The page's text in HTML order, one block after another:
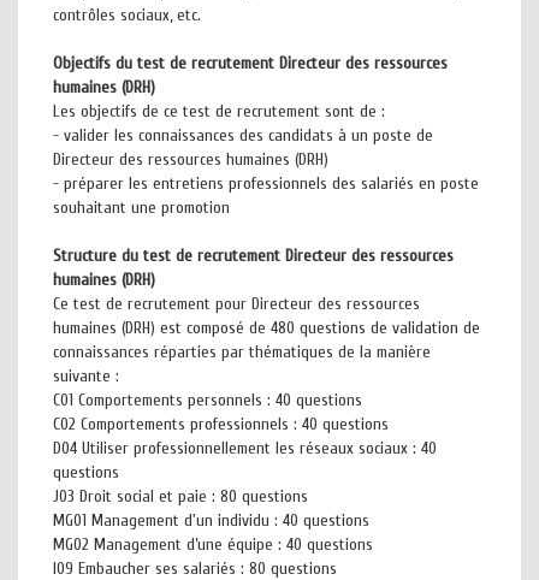
contrôles sociaux, etc.
Objectifs du test de recrutement Directeur des ressources
humaines (DRH)
Les objectifs de ce test de recrutement sont de :
- valider les connaissances des candidats à un poste de
Directeur des ressources humaines (DRH)
- préparer les entretiens professionnels des salariés en poste
souhaitant une promotion
Structure du test de recrutement Directeur des ressources
humaines (DRH)
Ce test de recrutement pour Directeur des ressources
humaines (DRH) est composé de 480 questions de validation de
connaissances réparties par thématiques de la manière
suivante :
C01 Comportements personnels : 40 questions
C02 Comportements professionnels : 40 questions
D04 Utiliser professionnellement les réseaux sociaux : 40
questions
J03 Droit social et paie : 80 questions
MG01 Management d'un individu : 40 questions
MG02 Management d’une équipe : 40 questions
I09 Embaucher ses salariés : 80 questions